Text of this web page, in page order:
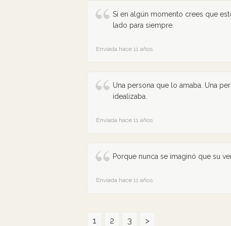
Si en algún momento crees que
lado para siempre.
Enviada hace 11 años
Una persona que lo amaba. Una
idealizaba.
Enviada hace 11 años
Porque nunca se imaginó que su
Enviada hace 11 años
1 2 3 >